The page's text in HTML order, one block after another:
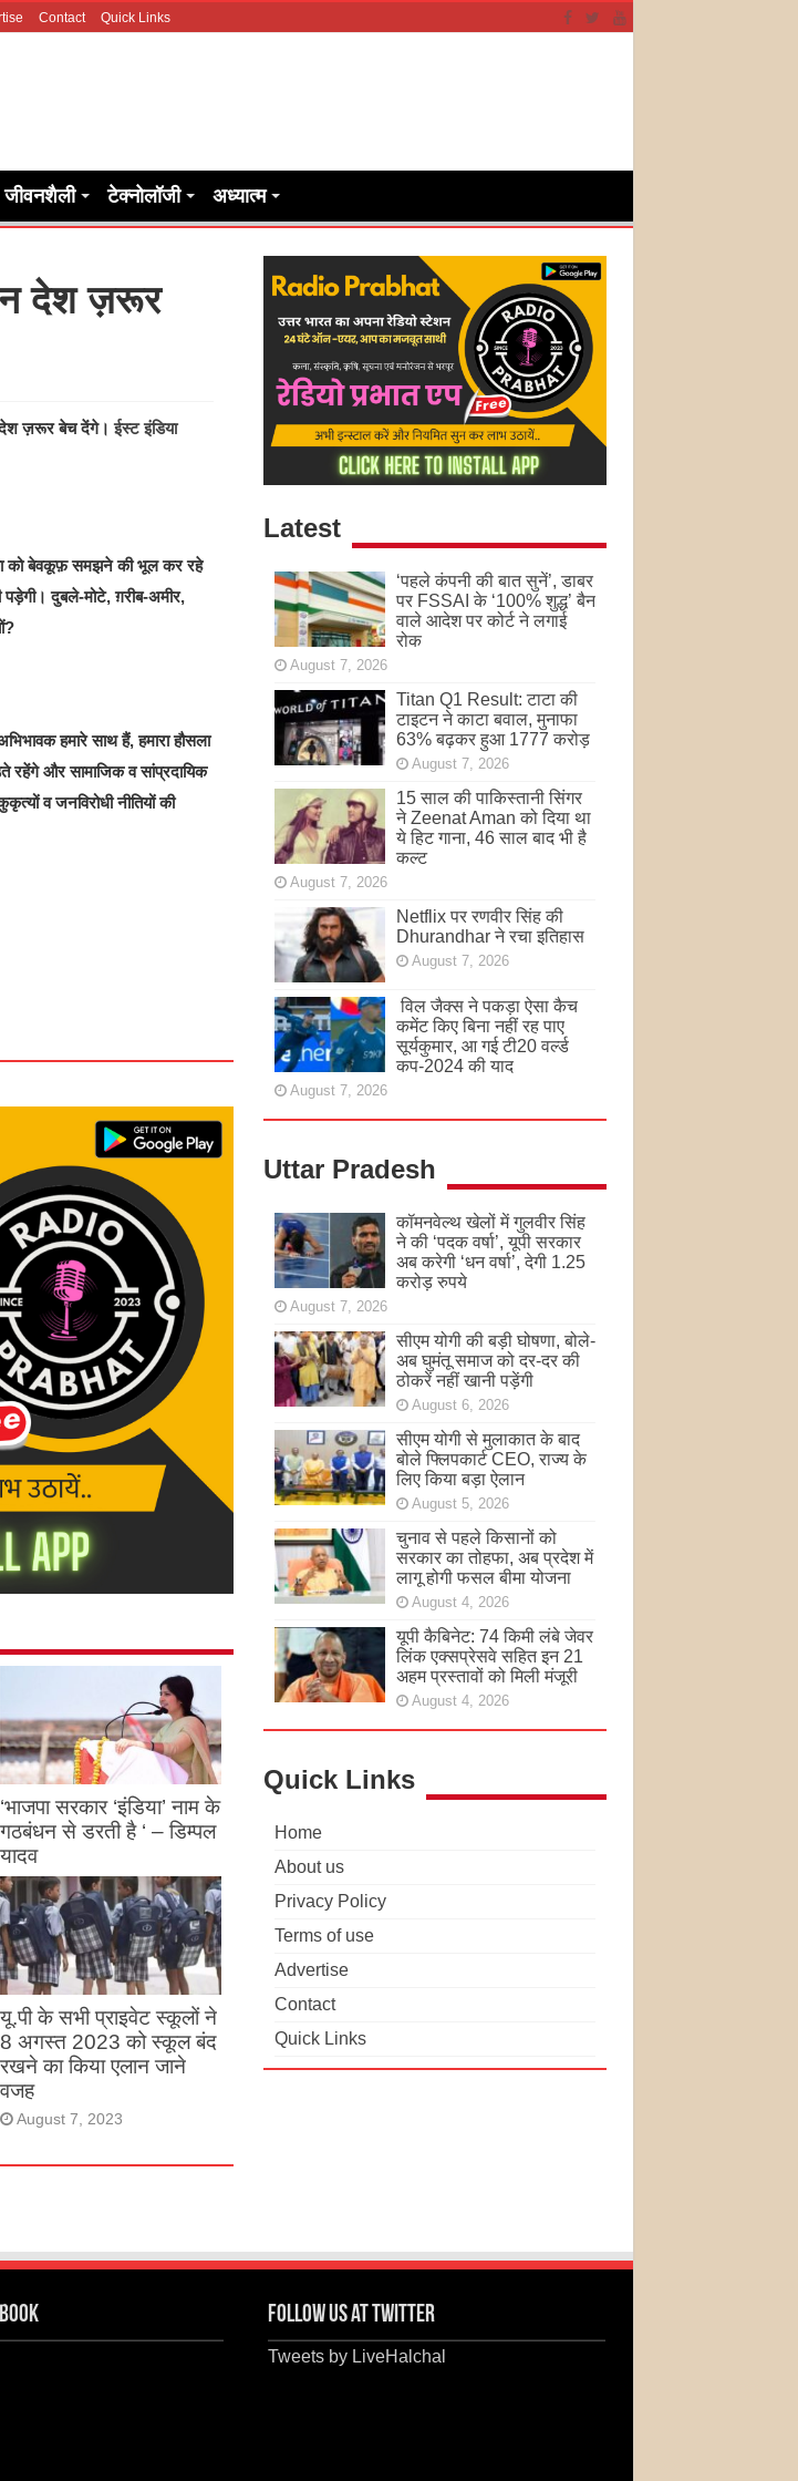
Contact Quick Links
जीवनशैली टेक्नोलॉजी अध्यात्म
देश ज़रूर
देश ज़रूर बेच देंगे।ईस्ट इंडिया
को बेवकूफ़ समझने की भूल कर रहे
दुबले-मोटे, ग़रीब-अमीर,
हमारे साथ हैं, हमारा हौसला
रहेंगे और सामाजिक व सांप्रदायिक
व जनविरोधी नीतियों की
‘भाजपा सरकार ‘इंडिया’ नाम के
गठबंधन से डरती है ‘ – डिम्पल
यादव
August 26, 2023
यू.पी के सभी प्राइवेट स्कूलों ने
8 अगस्त 2023 को स्कूल बंद
रखने का किया एलान जाने
वजह
August 7, 2023
Latest
‘पहले कंपनी की बात सुनें’, डाबर
पर FSSAI के ‘100% शुद्ध’ बैन
वाले आदेश पर कोर्ट ने लगाई
रोक
August 7, 2026
Titan Q1 Result: टाटा की
टाइटन ने काटा बवाल, मुनाफा
63% बढ़कर हुआ 1777 करोड़
August 7, 2026
15 साल की पाकिस्तानी सिंगर
ने Zeenat Aman को दिया था
ये हिट गाना, 46 साल बाद भी है
कल्ट
August 7, 2026
Netflix पर रणवीर सिंह की
Dhurandhar ने रचा इतिहास
August 7, 2026
विल जैक्स ने पकड़ा ऐसा कैच
कमेंट किए बिना नहीं रह पाए
सूर्यकुमार, आ गई टी20 वर्ल्ड
कप-2024 की याद
August 7, 2026
Uttar Pradesh
कॉमनवेल्थ खेलों में गुलवीर सिंह
ने की ‘पदक वर्षा’, यूपी सरकार
अब करेगी ‘धन वर्षा’, देगी 1.25
करोड़ रुपये
August 7, 2026
सीएम योगी की बड़ी घोषणा, बोले-
अब घुमंतू समाज को दर-दर की
ठोकरें नहीं खानी पड़ेंगी
August 6, 2026
सीएम योगी से मुलाकात के बाद
बोले फ्लिपकार्ट CEO, राज्य के
लिए किया बड़ा ऐलान
August 5, 2026
चुनाव से पहले किसानों को
सरकार का तोहफा, अब प्रदेश में
लागू होगी फसल बीमा योजना
August 4, 2026
यूपी कैबिनेट: 74 किमी लंबे जेवर
लिंक एक्सप्रेसवे सहित इन 21
अहम प्रस्तावों को मिली मंजूरी
August 4, 2026
Quick Links
Home
About us
Privacy Policy
Terms of use
Advertise
Contact
Quick Links
Follow us at Twitter
Tweets by LiveHalchal